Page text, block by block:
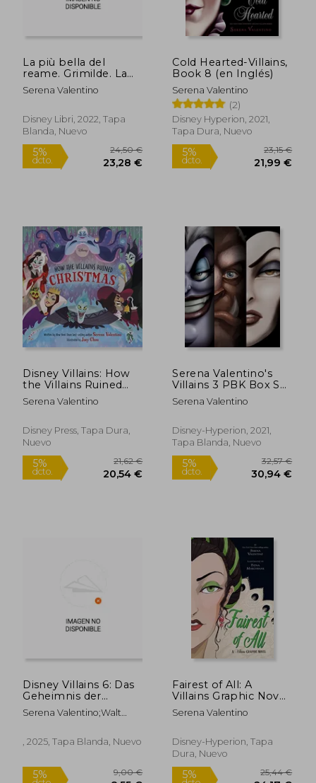
5% 5%
dcto.
dcto. 22,72 € dcto.
La più bella del
reame. Grimilde. La
vera storia (en
Italiano)
Serena Valentino
Disney Libri, 2022, Tapa
Blanda, Nuevo
Cold Hearted-Villains,
Book 8 (en Inglés)
Serena Valentino
(2)
Disney Hyperion, 2021,
Tapa Dura, Nuevo
Disney Villains: How
the Villains Ruined
Christmas (en Inglés)
Serena Valentino
Disney Press, Tapa Dura,
Nuevo
Serena Valentino's
Villains 3 PBK Box Set
(en Inglés)
Serena Valentino
Disney-Hyperion, 2021,
Tapa Blanda, Nuevo
Disney Villains 6: Das
Geheimnis der
Schwestern (en
,Alemán)
Serena Valentino;Walt
, 2025, Tapa Blanda, Nuevo
Fairest of All: A
Villains Graphic Novel
(en Inglés)
Serena Valentino
Disney-Hyperion, Tapa
Dura, Nuevo